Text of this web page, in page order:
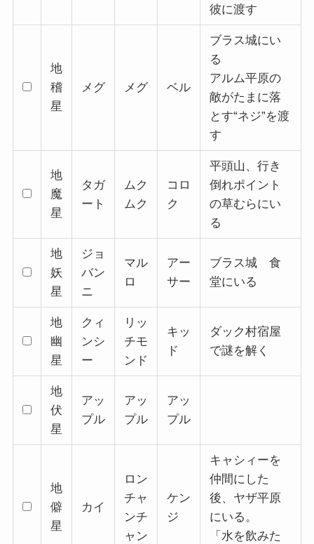
彼に渡す
地
稽
星
メグ メグ ベル
ブラス城にい
る
アルム平原の
敵がたまに落
とす“ネジ”を渡
す
地
魔
星
タガ
ート
ムク
ムク
コロ
ク
平頭山、行き
倒れポイント
の草むらにい
る
地
妖
星
ジョ
バン
ニ
マル
ロ
アー
サー
ブラス城 食
堂にいる
地
幽
星
クィ
ンシ
ー
リッ
チモ
ンド
キッ
ド
ダック村宿屋
で謎を解く
地
伏
星
アッ
プル
アッ
プル
アッ
プル
地
僻
星
カイ
ロン
チャ
ンチ
ャン
ケン
ジ
キャシィーを
仲間にした
後、ヤザ平原
にいる。
「水を飲みた